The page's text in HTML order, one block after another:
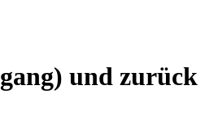
und zurück